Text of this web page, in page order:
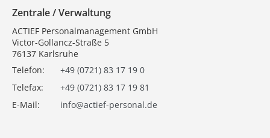
Zentrale / Verwaltung
ACTIEF Personalmanagement GmbH
Victor-Gollancz-Straße 5
76137 Karlsruhe
Telefon:
+49 (0721) 83 17 19 0
Telefax:
+49 (0721) 83 17 19 81
E-Mail:
info@actief-personal.de